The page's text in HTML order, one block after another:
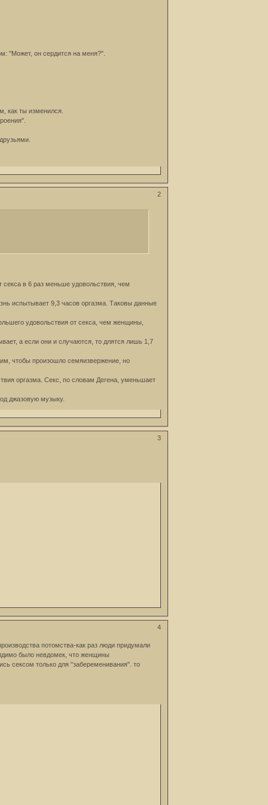
"Может, он сердится на меня?".
как ты изменился.
2
в 6 раз меньше удовольствия, чем
испытывает 9,3 часов оргазма. Таковы данные
удовольствия от секса, чем женщины,
а если они и случаются, то длятся лишь 1,7
чтобы произошло семяизвержение, но
оргазма. Секс, по словам Дегена, уменьшает
джазовую музыку.
3
4
потомства-как раз люди придумали
было невдомек, что женщины
сексом только для "забеременивания". то